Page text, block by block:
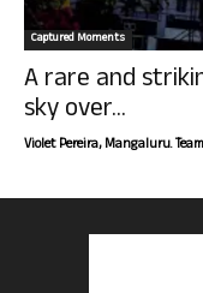
Captured Moments
A rare and
sky over...
Violet Pereira, Mangaluru.